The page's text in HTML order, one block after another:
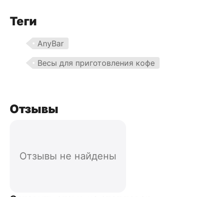
Теги
AnyBar
Весы для приготовления кофе
Отзывы
Отзывы не найдены